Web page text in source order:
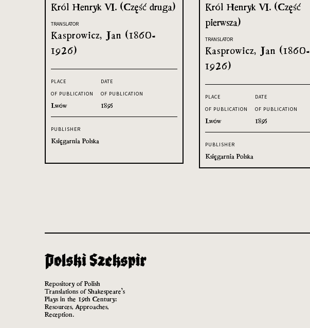
Król Henryk VI. (Część druga)
TRANSLATOR
Kasprowicz, Jan (1860-
1926)
PLACE
OF PUBLICATION
Lwów
DATE
OF PUBLICATION
1895
PUBLISHER
Księgarnia Polska
Król Henryk VI. (Część
pierwsza)
TRANSLATOR
Kasprowicz, Jan (1860-
1926)
PLACE
OF PUBLICATION
Lwów
DATE
OF PUBLICATION
1895
PUBLISHER
Księgarnia Polska
Repository of Polish
Translations of Shakespeare’s
Plays in the 19th Century:
Resources, Approaches,
Reception.